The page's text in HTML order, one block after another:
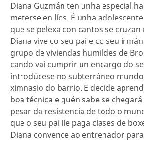
Diana Guzmán ten unha especial
meterse en líos. É unha
que se pelexa con cantos se cruzan
Diana vive co seu pai e co seu
grupo de viviendas humildes de
cando vai cumprir un encargo do
introdúcese no subterráneo
ximnasio do barrio. E decide
boa técnica e quén sabe se
pesar da resistencia de todo o
que o seu pai lle paga clases de
Diana convence ao entrenador